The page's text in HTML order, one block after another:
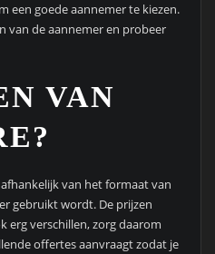
een goede aannemer te kiezen.
van de aannemer en probeer
VAN
van het formaat van
gebruikt wordt. De prijzen
erg verschillen, zorg daarom
offertes aanvraagt zodat je